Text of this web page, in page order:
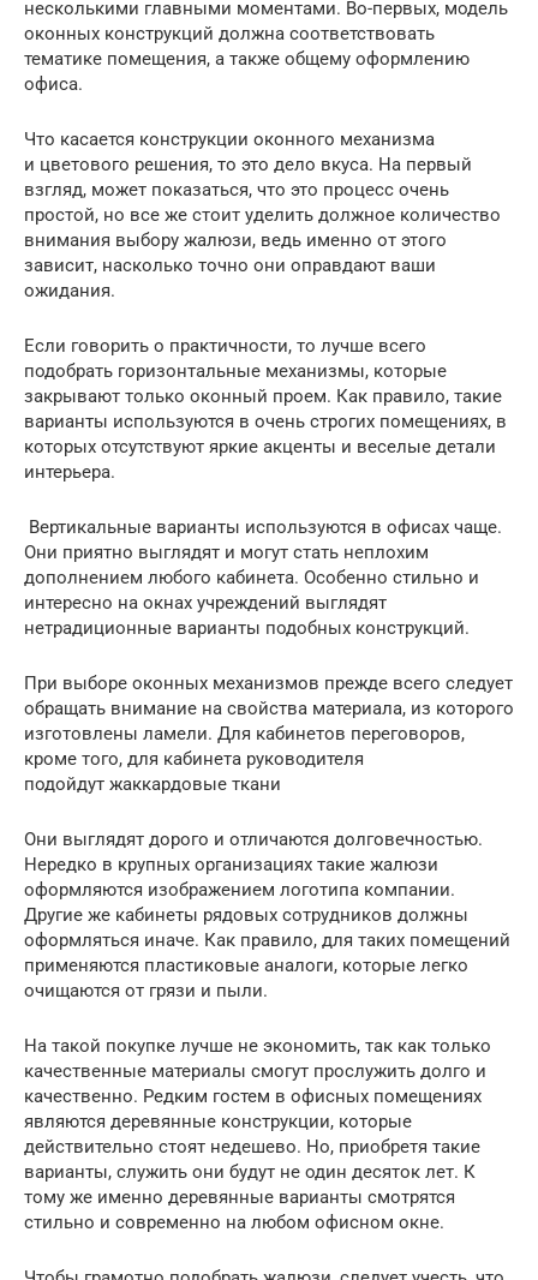
несколькими главными моментами. Во-первых, модель
оконных конструкций должна соответствовать
тематике помещения, а также общему оформлению
офиса.
Что касается конструкции оконного механизма
и цветового решения, то это дело вкуса. На первый
взгляд, может показаться, что это процесс очень
простой, но все же стоит уделить должное количество
внимания выбору жалюзи, ведь именно от этого
зависит, насколько точно они оправдают ваши
ожидания.
Если говорить о практичности, то лучше всего
подобрать горизонтальные механизмы, которые
закрывают только оконный проем. Как правило, такие
варианты используются в очень строгих помещениях, в
которых отсутствуют яркие акценты и веселые детали
интерьера.
Вертикальные варианты используются в офисах чаще.
Они приятно выглядят и могут стать неплохим
дополнением любого кабинета. Особенно стильно и
интересно на окнах учреждений выглядят
нетрадиционные варианты подобных конструкций.
При выборе оконных механизмов прежде всего следует
обращать внимание на свойства материала, из которого
изготовлены ламели. Для кабинетов переговоров,
кроме того, для кабинета руководителя
подойдут жаккардовые ткани
Они выглядят дорого и отличаются долговечностью.
Нередко в крупных организациях такие жалюзи
оформляются изображением логотипа компании.
Другие же кабинеты рядовых сотрудников должны
оформляться иначе. Как правило, для таких помещений
применяются пластиковые аналоги, которые легко
очищаются от грязи и пыли.
На такой покупке лучше не экономить, так как только
качественные материалы смогут прослужить долго и
качественно. Редким гостем в офисных помещениях
являются деревянные конструкции, которые
действительно стоят недешево. Но, приобретя такие
варианты, служить они будут не один десяток лет. К
тому же именно деревянные варианты смотрятся
стильно и современно на любом офисном окне.